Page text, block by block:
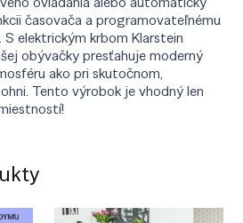
časovača a programovateľnému
elektrickým krbom Klarstein
obývačky presťahuje moderný
ako pri skutočnom,
Tento výrobok je vhodný len